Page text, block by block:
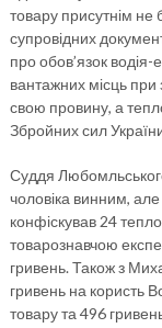
товару присутнім не
супровідних
про обов’язок водія-
вантажних місць
свою провину, а
Збройних сил
Суддя
чоловіка винним,
конфіскував 24
товарознавчою
гривень. Також з
гривень на користь
товару та 496